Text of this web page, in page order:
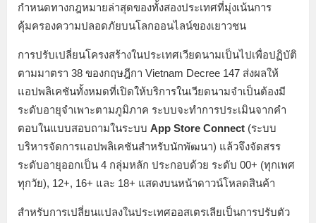
กำหนดทางกฎหมายล่าสุดของทั้งสองประเทศที่มุ่งเน้นการ
คุ้มครองความปลอดภัยบนโลกออนไลน์ของเยาวชน
การปรับเปลี่ยนโครงสร้างในประเทศเวียดนามเป็นไปเพื่อปฏิบัติ
ตามมาตรา 38 ของกฤษฎีกา Vietnam Decree 147 ส่งผลให้
แอปพลิเคชันทั้งหมดที่เปิดให้บริการในเวียดนามจำเป็นต้องมี
ระดับอายุจำเพาะตามภูมิภาค ระบบจะทำการประเมินจากคำ
ตอบในแบบสอบถามในระบบ App Store Connect (ระบบ
บริหารจัดการแอปพลิเคชันสำหรับนักพัฒนา) แล้วจึงจัดสรร
ระดับอายุออกเป็น 4 กลุ่มหลัก ประกอบด้วย ระดับ 00+ (ทุกเพศ
ทุกวัย), 12+, 16+ และ 18+ แสดงบนหน้าดาวน์โหลดสินค้า
สำหรับการเปลี่ยนแปลงในประเทศออสเตรเลียเป็นการปรับตัว